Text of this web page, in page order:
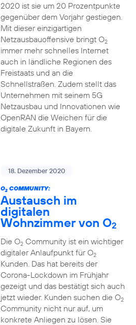
2020 ist sie um 20 Prozentpunkte
gegenüber dem Vorjahr gestiegen.
Mit dieser einzigartigen
Netzausbauoffensive bringt O2
immer mehr schnelles Internet
auch in ländliche Regionen des
Freistaats und an die
Schnellstraßen. Zudem stellt das
Unternehmen mit seinem 5G
Netzausbau und Innovationen wie
OpenRAN die Weichen für die
digitale Zukunft in Bayern.
18. Dezember 2020
O2COMMUNITY:
Austausch im
digitalen
Wohnzimmer von O2
Die O2Community ist ein wichtiger
digitaler Anlaufpunkt für O2
Kunden. Das hat bereits der
Corona-Lockdown im Frühjahr
gezeigt und das bestätigt sich auch
jetzt wieder. Kunden suchen die O2
Community nicht nur auf, um
konkrete Anliegen zu lösen. Sie